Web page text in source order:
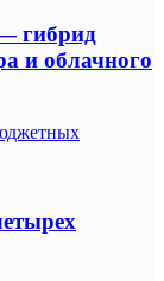
гибрид
и облачного